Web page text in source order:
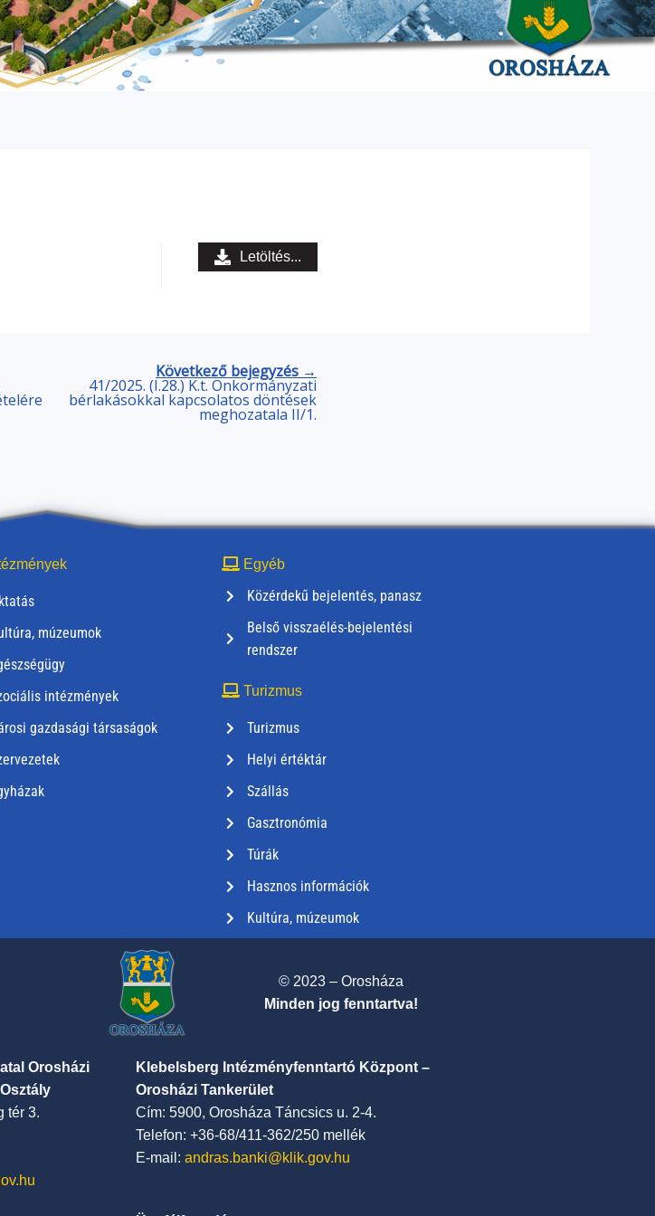
Letöltés...
Következő bejegyzés →
41/2025. (I.28.) K.t. Önkormányzati
bérlakásokkal kapcsolatos döntések
meghozatala II/1.
múzeumok
intézmények
gazdasági társaságok
Egyéb
Közérdekű bejelentés, panasz
Belső visszaélés-bejelentési
rendszer
Turizmus
Turizmus
Helyi értéktár
Szállás
Gasztronómia
Túrák
Hasznos információk
Kultúra, múzeumok
© 2023 – Orosháza
Minden jog fenntartva!
Orosházi
tér 3.
Klebelsberg Intézményfenntartó Központ –
Orosházi Tankerület
Cím: 5900, Orosháza Táncsics u. 2-4.
Telefon: +36-68/411-362/250 mellék
E-mail: andras.banki@klik.gov.hu